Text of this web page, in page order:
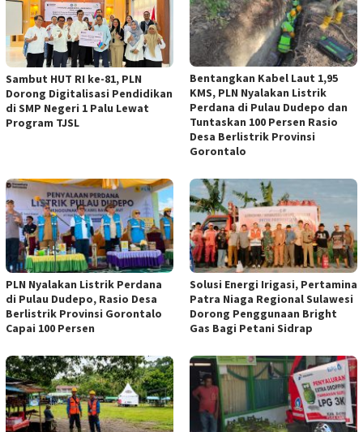
Sambut HUT RI ke-81, PLN
Dorong Digitalisasi Pendidikan
di SMP Negeri 1 Palu Lewat
Program TJSL
Bentangkan Kabel Laut 1,95
KMS, PLN Nyalakan Listrik
Perdana di Pulau Dudepo dan
Tuntaskan 100 Persen Rasio
Desa Berlistrik Provinsi
Gorontalo
PLN Nyalakan Listrik Perdana
di Pulau Dudepo, Rasio Desa
Berlistrik Provinsi Gorontalo
Capai 100 Persen
Solusi Energi Irigasi, Pertamina
Patra Niaga Regional Sulawesi
Dorong Penggunaan Bright
Gas Bagi Petani Sidrap